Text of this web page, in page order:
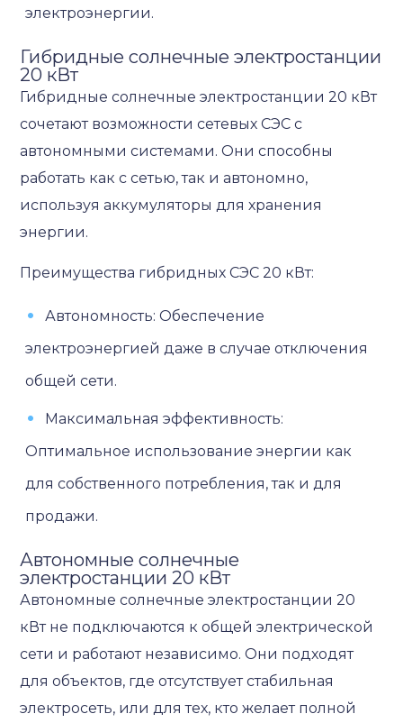
электроэнергии.
Гибридные солнечные электростанции
20 кВт
Гибридные солнечные электростанции 20 кВт
сочетают возможности сетевых СЭС с
автономными системами. Они способны
работать как с сетью, так и автономно,
используя аккумуляторы для хранения
энергии.
Преимущества гибридных СЭС 20 кВт:
Автономность: Обеспечение
электроэнергией даже в случае отключения
общей сети.
Максимальная эффективность:
Оптимальное использование энергии как
для собственного потребления, так и для
продажи.
Автономные солнечные
электростанции 20 кВт
Автономные солнечные электростанции 20
кВт не подключаются к общей электрической
сети и работают независимо. Они подходят
для объектов, где отсутствует стабильная
электросеть, или для тех, кто желает полной